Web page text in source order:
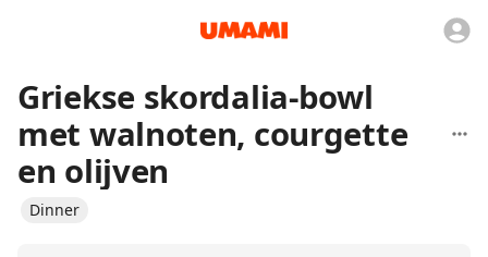
Griekse skordalia-bowl
met walnoten, courgette
en olijven
Dinner